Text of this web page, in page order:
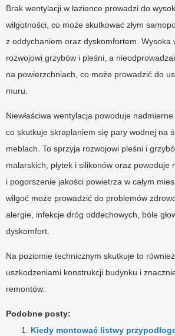
Brak wentylacji w łazience prowadzi do
wilgotności, co może skutkować złym
z oddychaniem oraz dyskomfortem. Wysoka
rozwojowi grzybów i pleśni, a
na powierzchniach, co może prowadzić do
muru.
Niewłaściwa wentylacja powoduje
co skutkuje skraplaniem się pary wodnej na
meblach. To sprzyja rozwojowi pleśni i
malarskich, płytek i silikonów oraz powoduje
i pogorszenie jakości powietrza w całym
wilgoć może prowadzić do problemów
alergie, infekcje dróg oddechowych, bóle
dyskomfort.
Na poziomie technicznym skutkuje to
uszkodzeniami konstrukcji budynku i
remontów.
Podobne posty:
Kiedy montować listwy